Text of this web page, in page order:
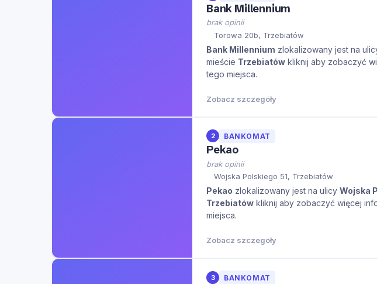
Bank Millennium
brak opinii
Torowa 20b, Trzebiatów
Bank Millennium zlokalizowany jest na
mieście Trzebiatów kliknij aby zobaczyć
tego miejsca.
Zobacz szczegóły
2 BANKOMAT
Pekao
brak opinii
Wojska Polskiego 51, Trzebiatów
Pekao zlokalizowany jest na ulicy Wojska
Trzebiatów kliknij aby zobaczyć więcej
miejsca.
Zobacz szczegóły
3 BANKOMAT